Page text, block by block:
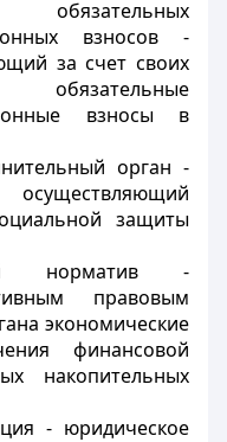
взносов -
за счет своих
обязательные
взносы в
орган -
осуществляющий
защиты
норматив -
правовым
экономические
финансовой
накопительных
- юридическое